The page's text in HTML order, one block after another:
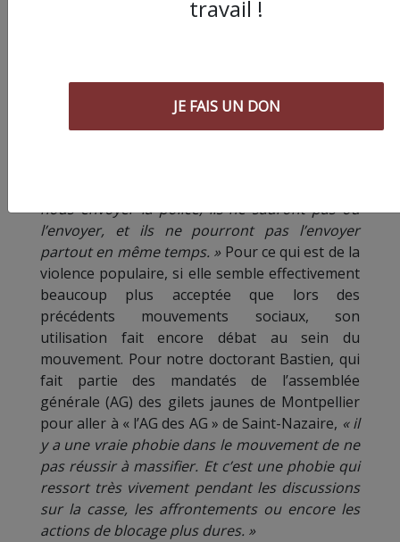
postier nous explique pourquoi il a préféré ne
France, comme ça on montre qu’il y a du
monde et on ridiculise un peu les chiffres de
nous envoyer la police, ils ne sauront pas où
l’envoyer, et ils ne pourront pas l’envoyer
partout en même temps. »Pour ce qui est de la
violence populaire, si elle semble effectivement
beaucoup plus acceptée que lors des
précédents mouvements sociaux, son
utilisation fait encore débat au sein du
mouvement. Pour notre doctorant Bastien, qui
fait partie des mandatés de l’assemblée
générale (AG) des gilets jaunes de Montpellier
pour aller à « l’AG des AG » de Saint-Nazaire, « il
y a une vraie phobie dans le mouvement de ne
pas réussir à massifier. Et c’est une phobie qui
ressort très vivement pendant les discussions
sur la casse, les affrontements ou encore les
actions de blocage plus dures. »
travail !
JE FAIS UN DON